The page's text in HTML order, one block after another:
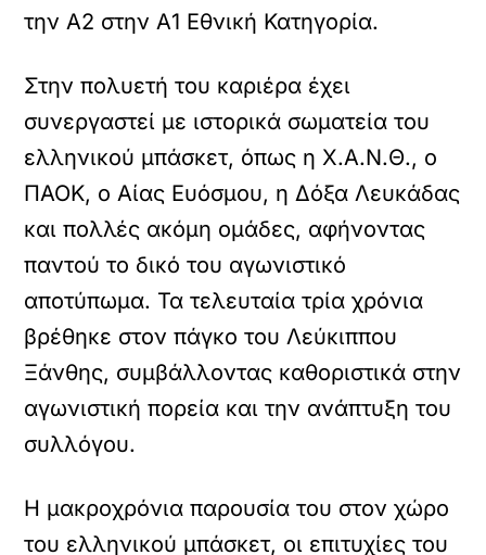
την Α2 στην Α1 Εθνική Κατηγορία.
Στην πολυετή του καριέρα έχει
συνεργαστεί με ιστορικά σωματεία του
ελληνικού μπάσκετ, όπως η Χ.Α.Ν.Θ., o
ΠΑΟΚ, ο Αίας Ευόσμου, η Δόξα Λευκάδας
και πολλές ακόμη ομάδες, αφήνοντας
παντού το δικό του αγωνιστικό
αποτύπωμα. Τα τελευταία τρία χρόνια
βρέθηκε στον πάγκο του Λεύκιππου
Ξάνθης, συμβάλλοντας καθοριστικά στην
αγωνιστική πορεία και την ανάπτυξη του
συλλόγου.
Η μακροχρόνια παρουσία του στον χώρο
του ελληνικού μπάσκετ, οι επιτυχίες του